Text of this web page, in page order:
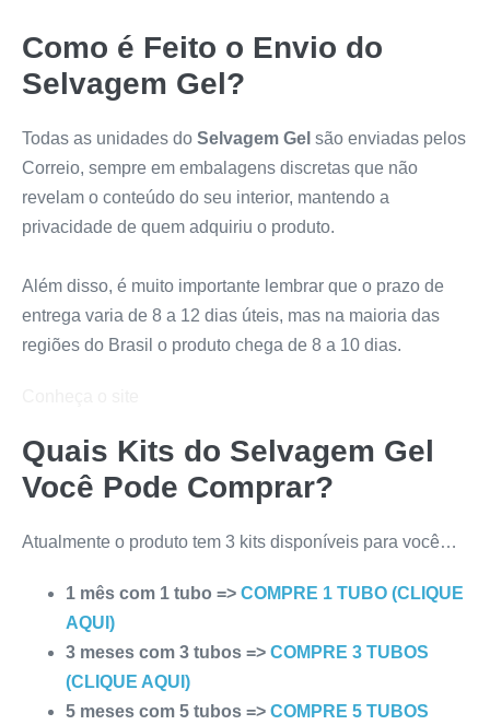
Como é Feito o Envio do
Selvagem Gel?
Todas as unidades do Selvagem Gel são enviadas pelos
Correio, sempre em embalagens discretas que não
revelam o conteúdo do seu interior, mantendo a
privacidade de quem adquiriu o produto.
Além disso, é muito importante lembrar que o prazo de
entrega varia de 8 a 12 dias úteis, mas na maioria das
regiões do Brasil o produto chega de 8 a 10 dias.
Quais Kits do Selvagem Gel
Você Pode Comprar?
Atualmente o produto tem 3 kits disponíveis para você…
1 mês com 1 tubo => COMPRE 1 TUBO (CLIQUE
AQUI)
3 meses com 3 tubos => COMPRE 3 TUBOS
(CLIQUE AQUI)
5 meses com 5 tubos => COMPRE 5 TUBOS